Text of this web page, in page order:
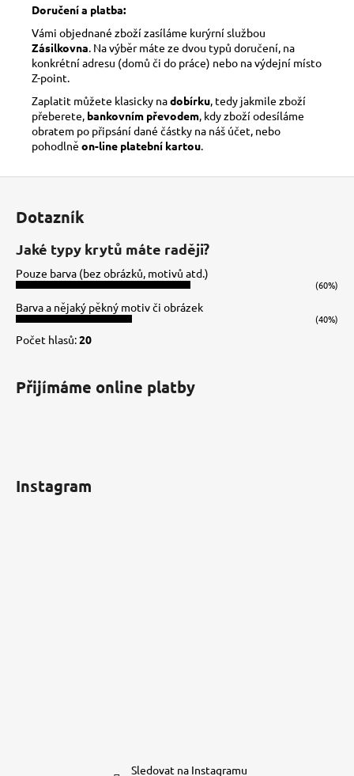
Doručení a platba:
Vámi objednané zboží zasíláme kurýrní službou
Zásilkovna . Na výběr máte ze dvou typů doručení, na
konkrétní adresu (domů či do práce) nebo na výdejní místo
Z-point.
Zaplatit můžete klasicky nadobírku , tedy jakmile zboží
přeberete, bankovním převodem , kdy zboží odesíláme
obratem po připsání dané částky na náš účet, nebo
pohodlně on-line platební kartou
Dotazník
Jaké typy krytů máte raději?
Pouze barva (bez obrázků, motivů atd.)
(60%)
Barva a nějaký pěkný motiv či obrázek
(40%)
Počet hlasů:20
Přijímáme online platby
Instagram
Sledovat na Instagramu